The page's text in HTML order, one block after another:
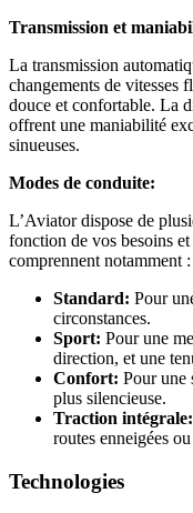
Transmission et
La transmission
changements de vitesses
douce et confortable. La
offrent une maniabilité
sinueuses.
Modes de conduite:
L’Aviator dispose de
fonction de vos besoins
comprennent notamment :
Standard: Pour
circonstances.
Sport: Pour une
direction, et une
Confort: Pour une
plus silencieuse.
Traction intégrale:
routes enneigées
Technologies